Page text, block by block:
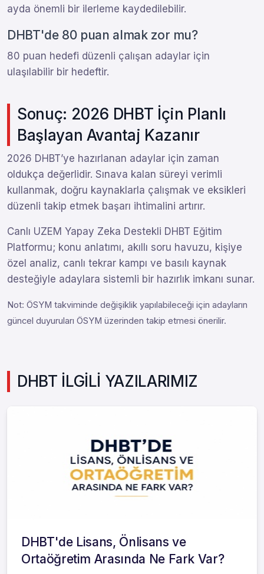
ayda önemli bir ilerleme kaydedilebilir.
DHBT'de 80 puan almak zor mu?
80 puan hedefi düzenli çalışan adaylar için
ulaşılabilir bir hedeftir.
Sonuç: 2026 DHBT İçin Planlı
Başlayan Avantaj Kazanır
2026 DHBT’ye hazırlanan adaylar için zaman
oldukça değerlidir. Sınava kalan süreyi verimli
kullanmak, doğru kaynaklarla çalışmak ve eksikleri
düzenli takip etmek başarı ihtimalini artırır.
Canlı UZEM Yapay Zeka Destekli DHBT Eğitim
Platformu; konu anlatımı, akıllı soru havuzu, kişiye
özel analiz, canlı tekrar kampı ve basılı kaynak
desteğiyle adaylara sistemli bir hazırlık imkanı sunar.
Not: ÖSYM takviminde değişiklik yapılabileceği için adayların
güncel duyuruları ÖSYM üzerinden takip etmesi önerilir.
DHBT İLGİLİ YAZILARIMIZ
DHBT'de Lisans, Önlisans ve
Ortaöğretim Arasında Ne Fark Var?